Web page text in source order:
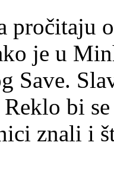
pročitaju
je u
Save.
bi
znali i